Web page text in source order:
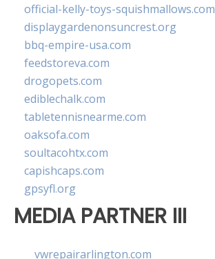
official-kelly-toys-squishmallows.com
displaygardenonsuncrest.org
bbq-empire-usa.com
feedstoreva.com
drogopets.com
ediblechalk.com
tabletennisnearme.com
oaksofa.com
soultacohtx.com
capishcaps.com
gpsyfl.org
MEDIA PARTNER III
vwrepairarlington.com